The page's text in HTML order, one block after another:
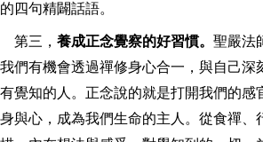
的四句精闢話語。
第三， 養成正念覺察的好習慣。 聖嚴法
我們有機會透過禪修身心合一，與自己深
有覺知的人。正念說的就是打開我們的感
身與心，成為我們生命的主人。從食禪、